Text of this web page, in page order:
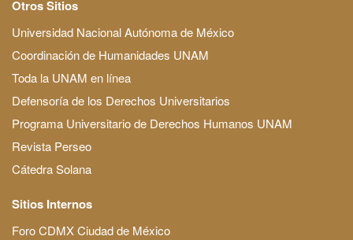
Otros Sitios
Universidad Nacional Autónoma de México
Coordinación de Humanidades UNAM
Toda la UNAM en línea
Defensoría de los Derechos Universitarios
Programa Universitario de Derechos Humanos UNAM
Revista Perseo
Cátedra Solana
Sitios Internos
Foro CDMX Ciudad de México